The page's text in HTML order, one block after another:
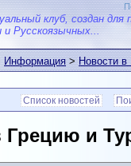
клуб, создан для
и Русскоязычных...
Информация>Новости
Список новостей
Грецию и